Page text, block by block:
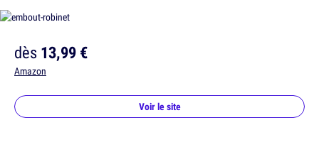
dès13,99 €
Amazon
Voir le site